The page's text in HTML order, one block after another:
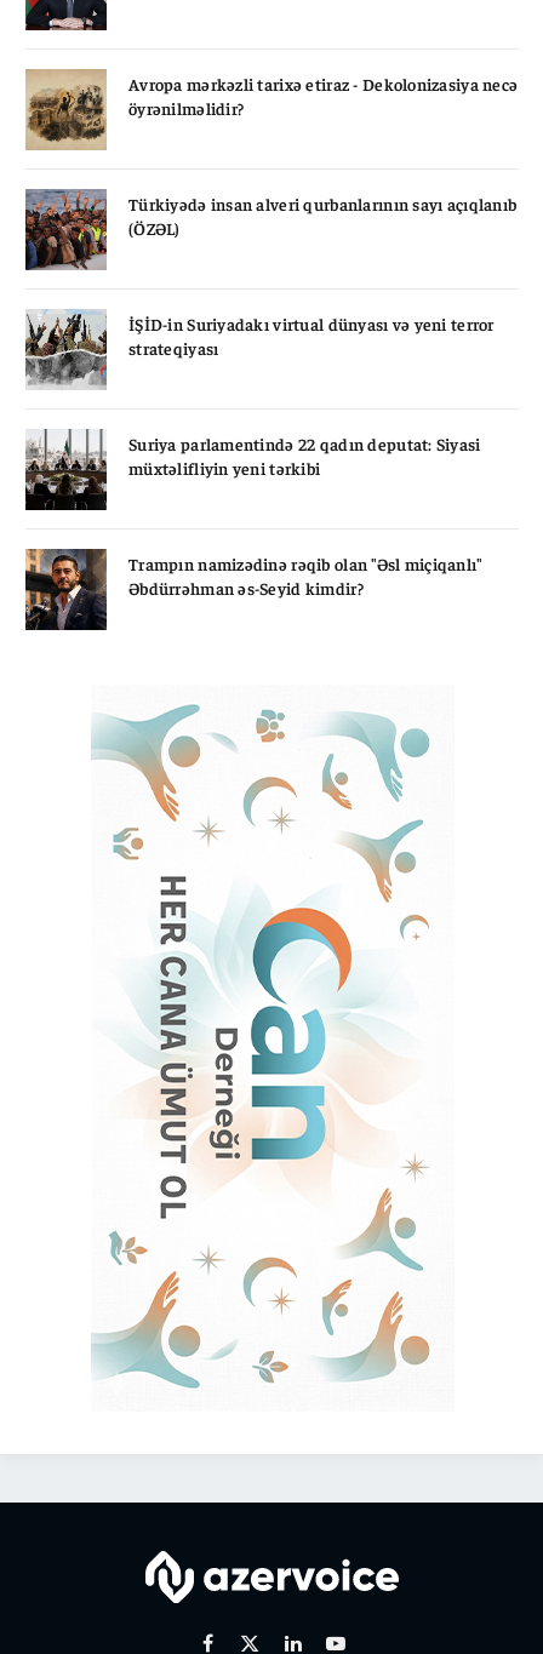
Avropa mərkəzli tarixə etiraz - Dekolonizasiya necə
öyrənilməlidir?
Türkiyədə insan alveri qurbanlarının sayı açıqlanıb
(ÖZƏL)
İŞİD-in Suriyadakı virtual dünyası və yeni terror
strateqiyası
Suriya parlamentində 22 qadın deputat: Siyasi
müxtəlifliyin yeni tərkibi
Trampın namizədinə rəqib olan "Əsl miçiqanlı"
Əbdürrəhman əs-Seyid kimdir?